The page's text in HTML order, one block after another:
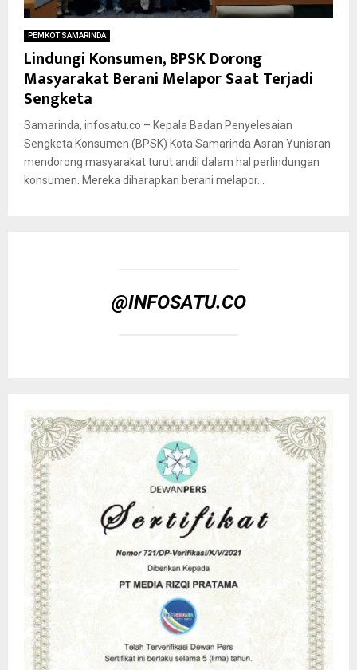
PEMKOT SAMARINDA
Lindungi Konsumen, BPSK Dorong
Masyarakat Berani Melapor Saat Terjadi
Sengketa
Samarinda, infosatu.co – Kepala Badan Penyelesaian
Sengketa Konsumen (BPSK) Kota Samarinda Asran Yunisran
mendorong masyarakat turut andil dalam hal perlindungan
konsumen. Mereka diharapkan berani melapor...
@INFOSATU.CO